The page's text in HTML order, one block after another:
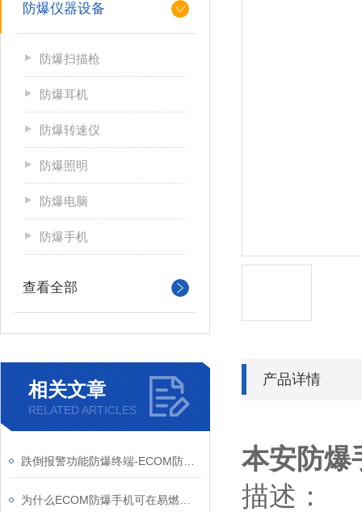
产品详情
本安防爆
描述：
防爆仪器设备
防爆扫描枪
防爆耳机
防爆转速仪
防爆照明
防爆电脑
防爆手机
查看全部
相关文章
RELATED ARTICLES